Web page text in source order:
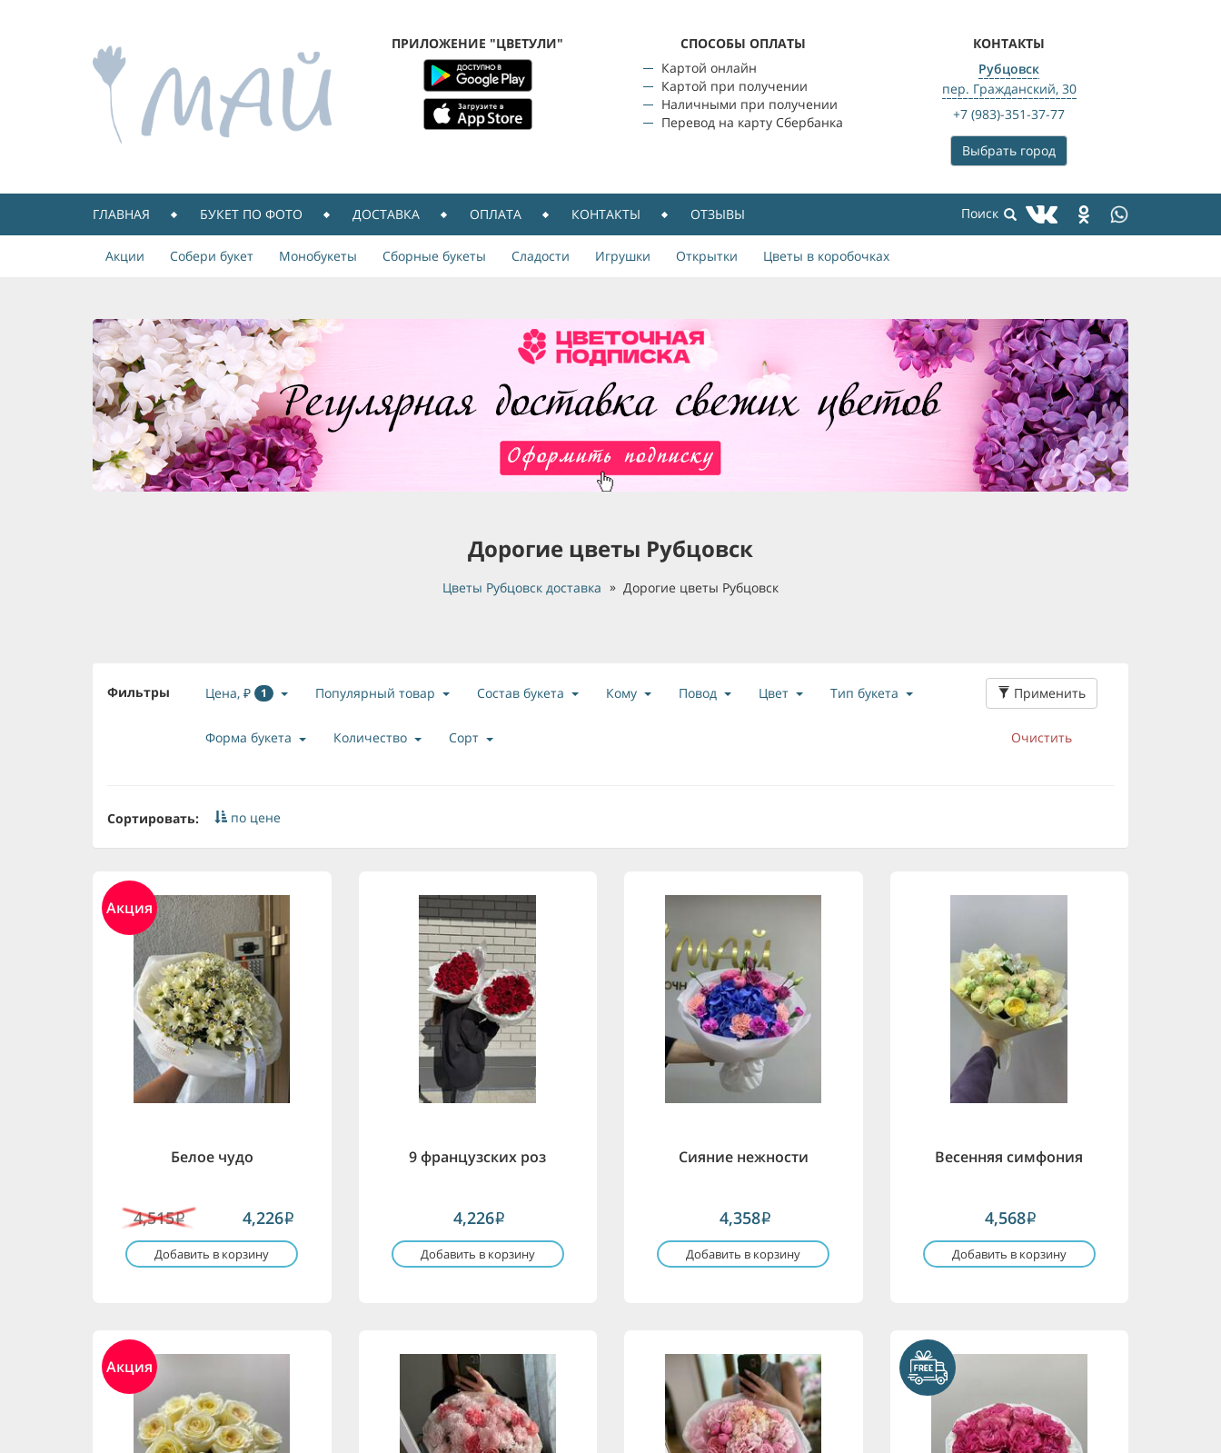
ПРИЛОЖЕНИЕ "ЦВЕТУЛИ"
CПОСОБЫ ОПЛАТЫ
Картой онлайн
Картой при получении
Наличными при получении
Перевод на карту Сбербанка
КОНТАКТЫ
Рубцовск
пер. Гражданский, 30
+7 (983)-351-37-77
Выбрать город
ГЛАВНАЯ БУКЕТ ПО ФОТО ДОСТАВКА ОПЛАТА КОНТАКТЫ ОТЗЫВЫ
Акции Собери букет Монобукеты Сборные букеты Сладости Игрушки Открытки Цветы в коробочках
Дорогие цветы Рубцовск
Цветы Рубцовск доставка Дорогие цветы Рубцовск
Фильтры Цена, ₽ 1 Популярный товар Состав букета Кому Повод Цвет Тип букета
Форма букета Количество Сорт
Применить
Очистить
Сортировать: по цене
Акция
Белое чудо
4,515i 4,226i
Добавить в корзину
9 французских роз
4,226i
Добавить в корзину
Сияние нежности
4,358i
Добавить в корзину
Весенняя симфония
4,568i
Добавить в корзину
Акция